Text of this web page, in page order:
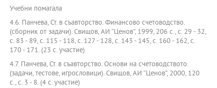
Учебни помагала
4.6. Панчева, Ст. в съавторство. Финансово счетоводство.
(сборник от задачи). Свищов, АИ “Ценов”, 1999, 206 с., с. 29 - 32,
с. 83 - 89, с. 115 - 118, с. 127 - 128, с. 143 - 145, с. 160 - 162, с.
170 - 171. (23 с. участие)
4.7. Панчева, Ст. в съавторство. Основи на счетоводството.
(задачи, тестове, игрословици). Свищов, АИ “Ценов”, 2000, 120
с., с. 3 - 8. (4 с. участие)